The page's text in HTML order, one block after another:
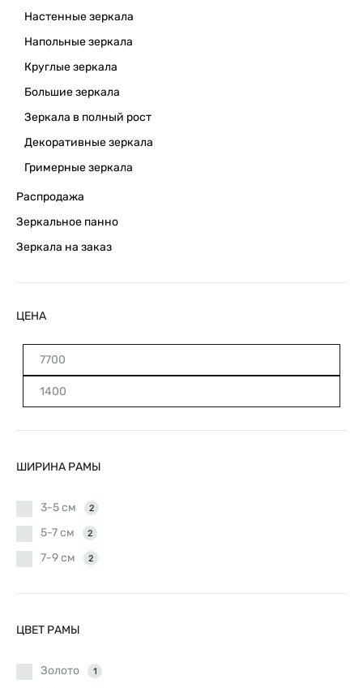
Настенные зеркала
Напольные зеркала
Круглые зеркала
Большие зеркала
Зеркала в полный рост
Декоративные зеркала
Гримерные зеркала
Распродажа
Зеркальное панно
Зеркала на заказ
ЦЕНА
ШИРИНА РАМЫ
3-5 см 2
5-7 см 2
7-9 см 2
ЦВЕТ РАМЫ
Золото 1